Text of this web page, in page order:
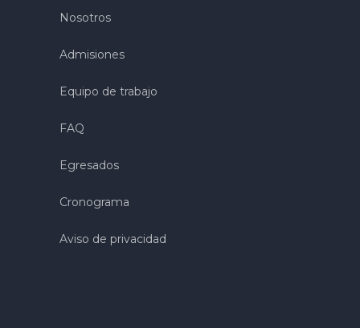
Nosotros
Admisiones
Equipo de trabajo
FAQ
Egresados
Cronograma
Aviso de privacidad